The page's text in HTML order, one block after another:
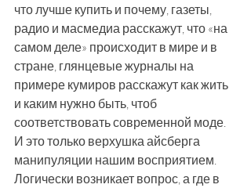
что лучше купить и почему, газеты,
радио и масмедиа расскажут, что «на
самом деле» происходит в мире и в
стране, глянцевые журналы на
примере кумиров расскажут как жить
и каким нужно быть, чтоб
соответствовать современной моде.
И это только верхушка айсберга
манипуляции нашим восприятием.
Логически возникает вопрос, а где в